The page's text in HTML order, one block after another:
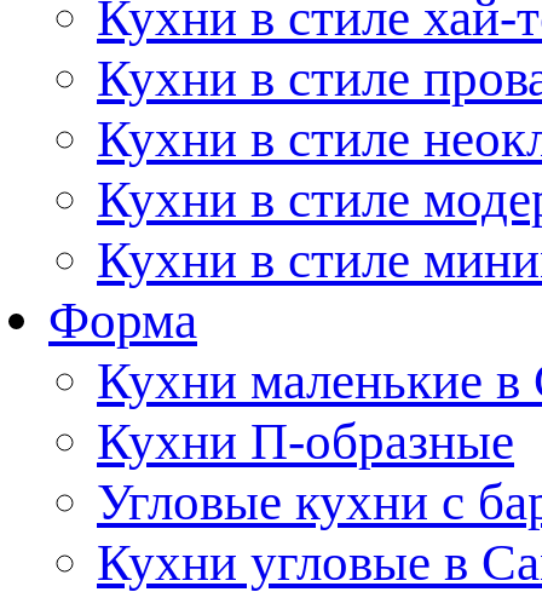
Кухни в стиле хай-
Кухни в стиле
Кухни в стиле
Кухни в стиле
Кухни в стиле
Форма
Кухни маленькие в
Кухни П-образные
Угловые кухни с
Кухни угловые в